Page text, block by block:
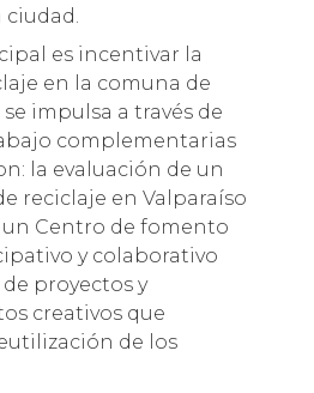
es incentivar la
en la comuna de
impulsa a través de
complementarias
la evaluación de un
reciclaje en Valparaíso
un Centro de fomento
y colaborativo
proyectos y
creativos que
de los